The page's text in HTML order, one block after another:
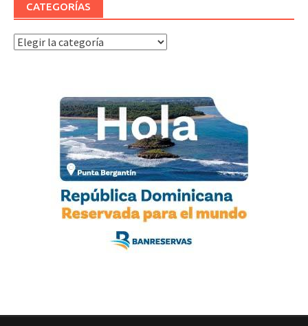
CATEGORÍAS
Categorías